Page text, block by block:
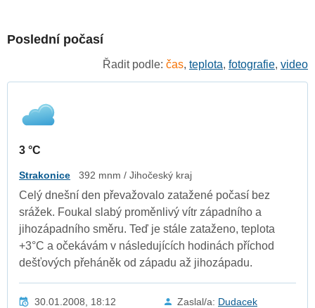
Poslední počasí
Řadit podle: čas, teplota, fotografie, video
3 °C
Strakonice 392 mnm / Jihočeský kraj
Celý dnešní den převažovalo zatažené počasí bez
srážek. Foukal slabý proměnlivý vítr západního a
jihozápadního směru. Teď je stále zataženo, teplota
+3°C a očekávám v následujících hodinách příchod
dešťových přeháněk od západu až jihozápadu.
30.01.2008, 18:12 Zaslal/a: Dudacek